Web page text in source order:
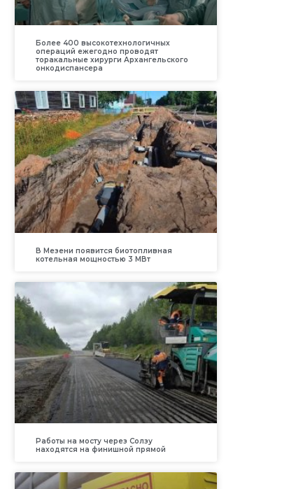
Более 400 высокотехнологичных
операций ежегодно проводят
торакальные хирурги Архангельского
онкодиспансера
В Мезени появится биотопливная
котельная мощностью 3 МВт
Работы на мосту через Солзу
находятся на финишной прямой